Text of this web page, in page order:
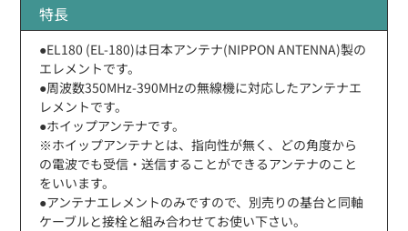
特長
●EL180 (EL-180)は日本アンテナ(NIPPON ANTENNA)製の
エレメントです。
●周波数350MHz-390MHzの無線機に対応したアンテナエ
レメントです。
●ホイップアンテナです。
※ホイップアンテナとは、指向性が無く、どの角度から
の電波でも受信・送信することができるアンテナのこと
をいいます。
●アンテナエレメントのみですので、別売りの基台と同軸
ケーブルと接栓と組み合わせてお使い下さい。